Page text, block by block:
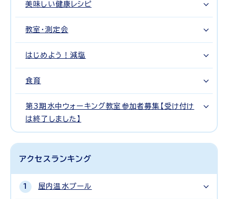
美味しい健康レシピ
教室・測定会
はじめよう！減塩
食育
第3期水中ウォーキング教室参加者募集【受け付け
は終了しました】
アクセスランキング
屋内温水プール